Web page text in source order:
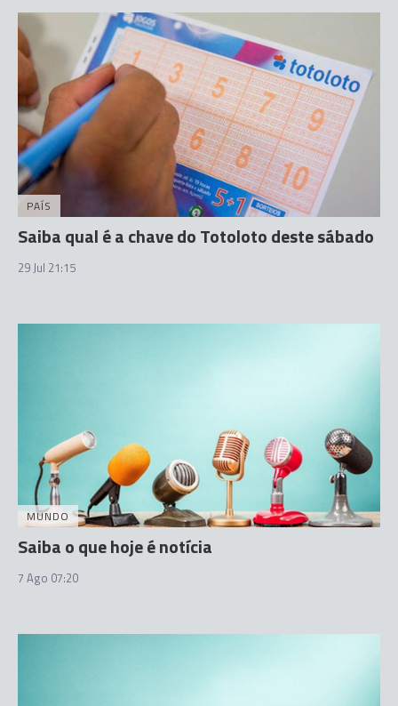
PAÍS
Saiba qual é a chave do Totoloto deste sábado
29 Jul 21:15
MUNDO
Saiba o que hoje é notícia
7 Ago 07:20